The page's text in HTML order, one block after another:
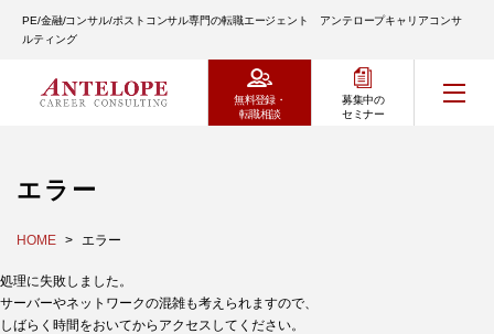
PE/金融/コンサル/ポストコンサル専門の転職エージェント アンテロープキャリアコンサ
ルティング
無料登録・
転職相談
募集中の
セミナー
エラー
HOME エラー
処理に失敗しました。
サーバーやネットワークの混雑も考えられますので、
しばらく時間をおいてからアクセスしてください。